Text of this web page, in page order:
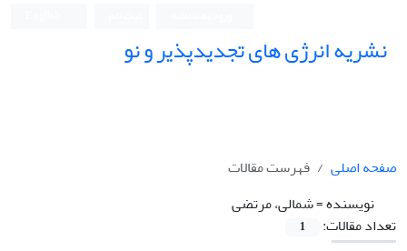
نشریه انرژی های تجدیدپذیر و نو
صفحه اصلی
فهرست مقالات
نویسنده =شمالی، مرتضی
تعداد مقالات:
1